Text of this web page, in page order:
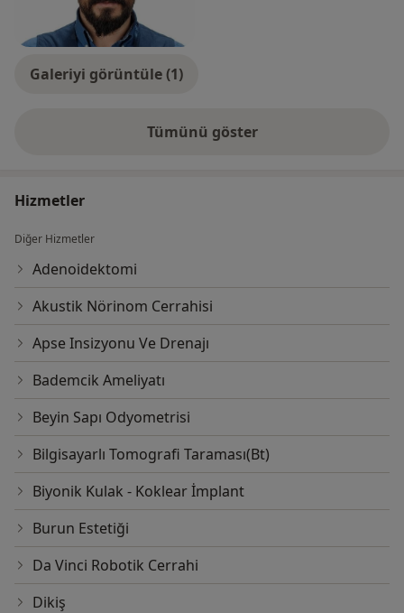
Galeriyi görüntüle (1)
Tümünü gösterdeneyim hakkında
Hizmetler
Diğer Hizmetler
Adenoidektomi
Akustik Nörinom Cerrahisi
Apse Insizyonu Ve Drenajı
Bademcik Ameliyatı
Beyin Sapı Odyometrisi
Bilgisayarlı Tomografi Taraması(Bt)
Biyonik Kulak - Koklear İmplant
Burun Estetiği
Da Vinci Robotik Cerrahi
Dikiş